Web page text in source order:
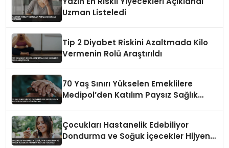
Uzman Listeledi
Tip 2 Diyabet Riskini Azaltmada Kilo
Vermenin Rolü Araştırıldı
70 Yaş Sınırı Yükselen Emeklilere
Medipol’den Katılım Paysız Sağlık
Çocukları Hastanelik Edebiliyor
Dondurma ve Soğuk İçecekler Hijyenik